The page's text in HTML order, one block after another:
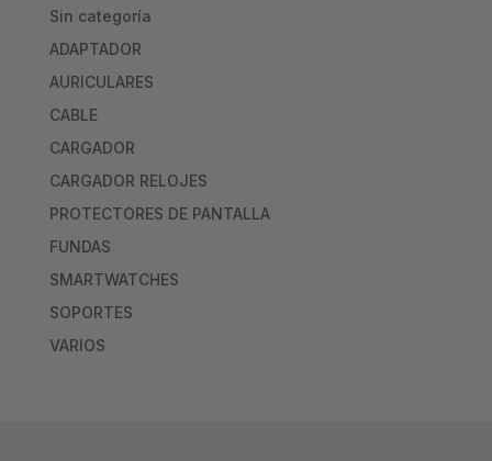
Sin categoría
ADAPTADOR
AURICULARES
CABLE
CARGADOR
CARGADOR RELOJES
PROTECTORES DE PANTALLA
FUNDAS
SMARTWATCHES
SOPORTES
VARIOS